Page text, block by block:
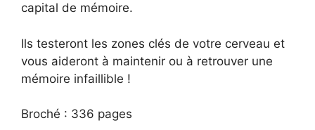
capital de mémoire.
Ils testeront les zones clés de votre cerveau et
vous aideront à maintenir ou à retrouver une
mémoire infaillible !
Broché : 336 pages